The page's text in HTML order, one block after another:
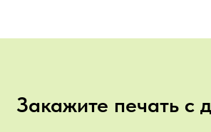
Закажите печать с